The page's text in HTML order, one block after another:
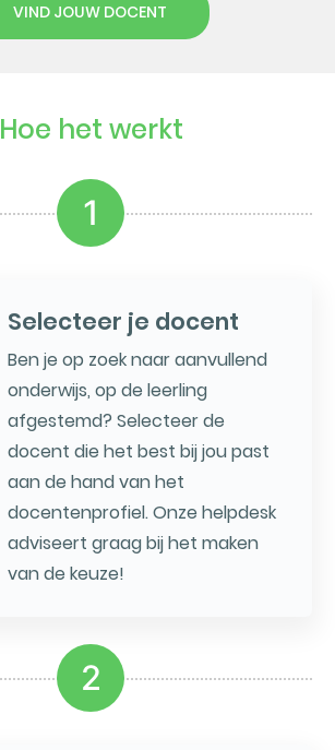
VIND JOUW DOCENT
Hoe het werkt
1
Selecteer je docent
Ben je op zoek naar aanvullend
onderwijs, op de leerling
afgestemd? Selecteer de
docent die het best bij jou past
aan de hand van het
docentenprofiel. Onze helpdesk
adviseert graag bij het maken
van de keuze!
2